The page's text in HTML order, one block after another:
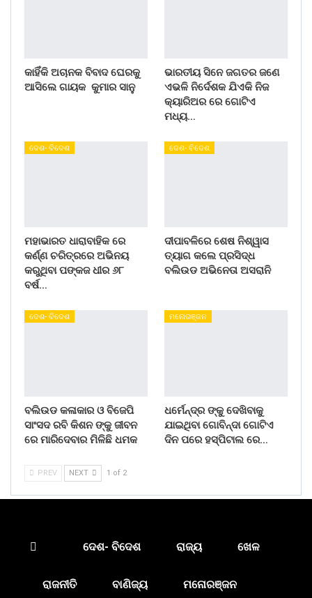
କାହିଁକି ଅଚାନକ ବିବାଦ ଘେରକୁ
ଆସିଲେ ଗାୟକ କୁମାର ସାନୁ
ଭାରତୀୟ ସିନେ ଜଗତର ଜଣେ
ଏଭଳି ନିର୍ଦେଶକ ଯିଏକି ନିଜ
କ୍ୟାରିଅର ରେ ଗୋଟିଏ
ମଧ୍ୟ…
ଦେଶ- ବିଦେଶ
ମହାଭାରତ ଧାରାବାହିକ ରେ
କର୍ଣ୍ଣ ଚରିତ୍ରରେ ଅଭିନୟ
କରୁଥିବା ପଙ୍କଜ ଧୀର ୬୮
ବର୍ଷ…
ଦେଶ- ବିଦେଶ
ଦୀପାବଳିରେ ଶେଷ ନିଶ୍ୱାସ
ତ୍ୟାଗ କଲେ ପ୍ରସିଦ୍ଧ
ବଲିଉଡ ଅଭିନେତା ଅସରାନି
ଦେଶ- ବିଦେଶ
ବଲିଉଡ କଳାକାର ଓ ବିଜେପି
ସାଂସଦ ରବି କିଶନ ଙ୍କୁ ଜୀବନ
ରେ ମାରିଦେବାର ମିଳିଛି ଧମକ
ମନୋରଞ୍ଜନ
ଧର୍ମେନ୍ଦ୍ର ଙ୍କୁ ଦେଖିବାକୁ
ଯାଇଥିବା ଗୋବିନ୍ଦା ଗୋଟିଏ
ଦିନ ପରେ ହସ୍ପିଟାଲ ରେ…
PREV NEXT 1 of 2
ଦେଶ- ବିଦେଶ ରାଜ୍ୟ ଖେଳ
ରାଜନୀତି ବାଣିଜ୍ୟ ମନୋରଞ୍ଜନ